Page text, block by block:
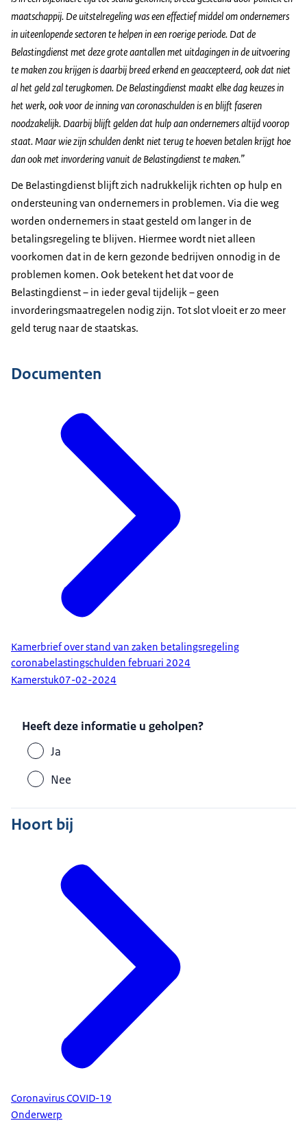
maatschappij. De uitstelregeling was een effectief middel om ondernemers
in uiteenlopende sectoren te helpen in een roerige periode. Dat de
Belastingdienst met deze grote aantallen met uitdagingen in de uitvoering
te maken zou krijgen is daarbij breed erkend en geaccepteerd, ook dat niet
al het geld zal terugkomen. De Belastingdienst maakt elke dag keuzes in
het werk, ook voor de inning van coronaschulden is en blijft faseren
noodzakelijk. Daarbij blijft gelden dat hulp aan ondernemers altijd voorop
staat. Maar wie zijn schulden denkt niet terug te hoeven betalen krijgt hoe
dan ook met invordering vanuit de Belastingdienst te maken.”
De Belastingdienst blijft zich nadrukkelijk richten op hulp en
ondersteuning van ondernemers in problemen. Via die weg
worden ondernemers in staat gesteld om langer in de
betalingsregeling te blijven. Hiermee wordt niet alleen
voorkomen dat in de kern gezonde bedrijven onnodig in de
problemen komen. Ook betekent het dat voor de
Belastingdienst – in ieder geval tijdelijk – geen
invorderingsmaatregelen nodig zijn. Tot slot vloeit er zo meer
geld terug naar de staatskas.
Documenten
Kamerbrief over stand van zaken betalingsregeling
coronabelastingschulden februari 2024
Kamerstuk07-02-2024
Heeft deze informatie u geholpen?
Ja
Nee
Hoort bij
Coronavirus COVID-19
Onderwerp